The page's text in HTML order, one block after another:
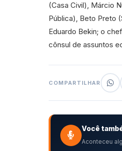
(Casa Civil), Márcio
Pública), Beto Preto
Eduardo Bekin; o
cônsul de assuntos
COMPARTILHAR
Você
Aconteceu